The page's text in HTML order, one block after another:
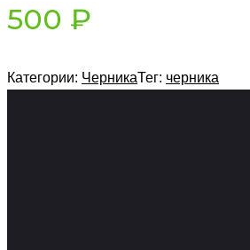
500 ₽
Категории: ЧерникаТег: черника